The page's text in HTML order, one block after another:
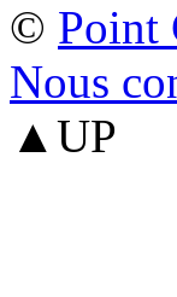
© Point
Nous
▲UP